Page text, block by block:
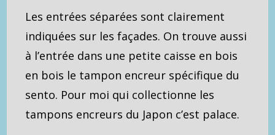
Les entrées séparées sont clairement
indiquées sur les façades. On trouve aussi
à l’entrée dans une petite caisse en bois
en bois le tampon encreur spécifique du
sento. Pour moi qui collectionne les
tampons encreurs du Japon c’est palace.